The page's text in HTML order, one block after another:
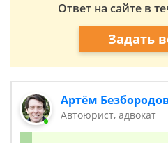
Ответ на сайте в
Задать
Артём
Автоюрист, адвокат